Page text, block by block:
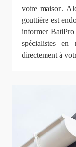
votre maison.
gouttière est
informer
spécialistes en
directement à